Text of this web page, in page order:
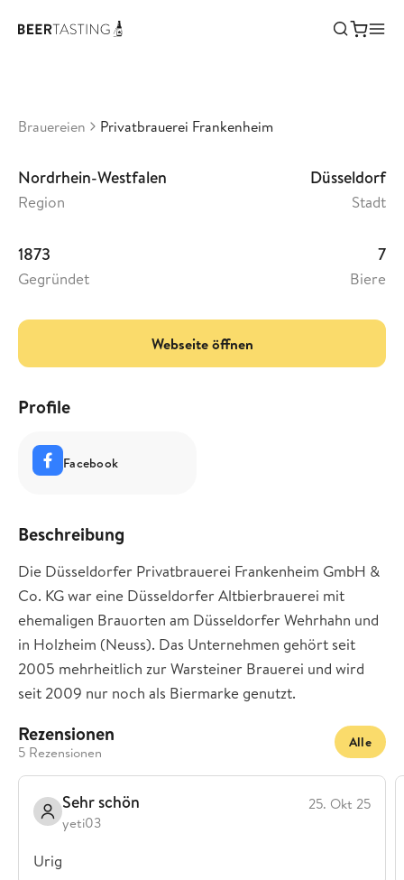
Privatbrauerei Frankenheim
Brauereien Privatbrauerei Frankenheim
Nordrhein-Westfalen
Region
Düsseldorf
Stadt
1873
Gegründet
7
Biere
Webseite öffnen
Profile
Facebook
Beschreibung
Die Düsseldorfer Privatbrauerei Frankenheim GmbH &
Co. KG war eine Düsseldorfer Altbierbrauerei mit
ehemaligen Brauorten am Düsseldorfer Wehrhahn und
in Holzheim (Neuss). Das Unternehmen gehört seit
2005 mehrheitlich zur Warsteiner Brauerei und wird
seit 2009 nur noch als Biermarke genutzt.
Rezensionen
5 Rezensionen
Alle
Sehr schön
yeti03
25. Okt 25
Urig